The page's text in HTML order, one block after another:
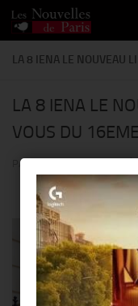
Skip to content
LA 8 IENA LE NOUVEAU
LA 8 IENA LE
VOUS DU 16EME
PAR